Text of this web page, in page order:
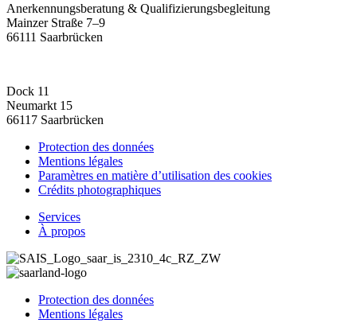
Anerkennungsberatung & Qualifizierungsbegleitung
Mainzer Straße 7–9
66111 Saarbrücken
Dock 11
Neumarkt 15
66117 Saarbrücken
Protection des données
Mentions légales
Paramètres en matière d’utilisation des cookies
Crédits photographiques
Services
À propos
Protection des données
Mentions légales